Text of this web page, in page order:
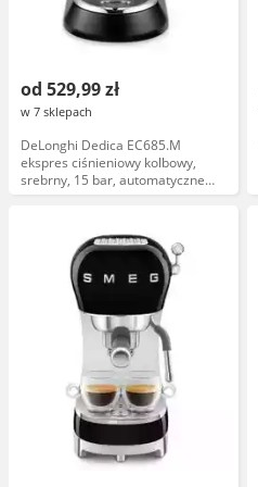
od 529,99 zł
w 7 sklepach
DeLonghi Dedica EC685.M
ekspres ciśnieniowy kolbowy,
srebrny, 15 bar, automatyczne
spienianie mleka